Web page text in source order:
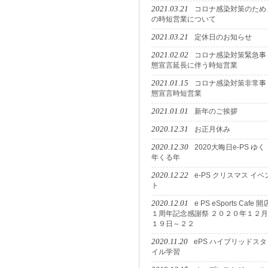
2021.03.21
コロナ感染対策のため
の時短営業について
2021.03.21 定休日のお知らせ
2021.02.02
コロナ感染対策緊急事
態宣言延長に伴う時短営業
2021.01.15
コロナ感染対策非常事
態宣言時短営業
2021.01.01 新年のご挨拶
2020.12.31 お正月休み
2020.12.30
2020大晦日e-PS ゆく
年くる年
2020.12.22
e-PS クリスマス イベ
ト
2020.12.01
e PS eSports Cafe 開
１周年記念感謝祭 ２０２０年１２月
１９日～２２
2020.11.20
ePS ハイブリッドスタ
イル学習